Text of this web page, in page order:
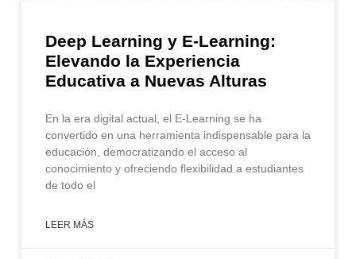
Deep Learning y E-Learning:
Elevando la Experiencia
Educativa a Nuevas Alturas
En la era digital actual, el E-Learning se ha
convertido en una herramienta indispensable para la
educación, democratizando el acceso al
conocimiento y ofreciendo flexibilidad a estudiantes
de todo el
LEER MÁS